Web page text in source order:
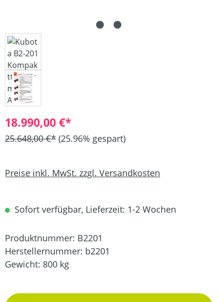
18.990,00 €*
25.648,00 €* (25.96% gespart)
Preise inkl. MwSt. zzgl. Versandkosten
Sofort verfügbar, Lieferzeit: 1-2 Wochen
Produktnummer: B2201
Herstellernummer: b2201
Gewicht: 800 kg